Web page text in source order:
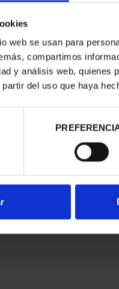
web se usan para
compartimos
y análisis web, quienes
del uso que haya
(2025) 8
REALES
140,00 €